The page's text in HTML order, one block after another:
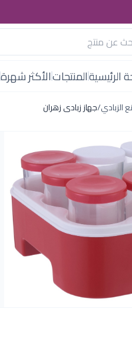
الرئيسيةالمنتجاتالأكثر شهرة
الزبادي/جهاز زبادى زهران